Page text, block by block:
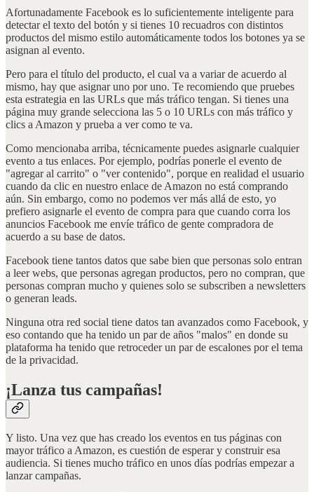
Afortunadamente Facebook es lo suficientemente inteligente para
detectar el texto del botón y si tienes 10 recuadros con distintos
productos del mismo estilo automáticamente todos los botones ya se
asignan al evento.
Pero para el título del producto, el cual va a variar de acuerdo al
mismo, hay que asignar uno por uno. Te recomiendo que pruebes
esta estrategia en las URLs que más tráfico tengan. Si tienes una
página muy grande selecciona las 5 o 10 URLs con más tráfico y
clics a Amazon y prueba a ver como te va.
Como mencionaba arriba, técnicamente puedes asignarle cualquier
evento a tus enlaces. Por ejemplo, podrías ponerle el evento de
"agregar al carrito" o "ver contenido", porque en realidad el usuario
cuando da clic en nuestro enlace de Amazon no está comprando
aún. Sin embargo, como no podemos ver más allá de esto, yo
prefiero asignarle el evento de compra para que cuando corra los
anuncios Facebook me envíe tráfico de gente compradora de
acuerdo a su base de datos.
Facebook tiene tantos datos que sabe bien que personas solo entran
a leer webs, que personas agregan productos, pero no compran, que
personas compran mucho y quienes solo se subscriben a newsletters
o generan leads.
Ninguna otra red social tiene datos tan avanzados como Facebook, y
eso contando que ha tenido un par de años "malos" en donde su
plataforma ha tenido que retroceder un par de escalones por el tema
de la privacidad.
¡Lanza tus campañas!
Y listo. Una vez que has creado los eventos en tus páginas con
mayor tráfico a Amazon, es cuestión de esperar y construir esa
audiencia. Si tienes mucho tráfico en unos días podrías empezar a
lanzar campañas.